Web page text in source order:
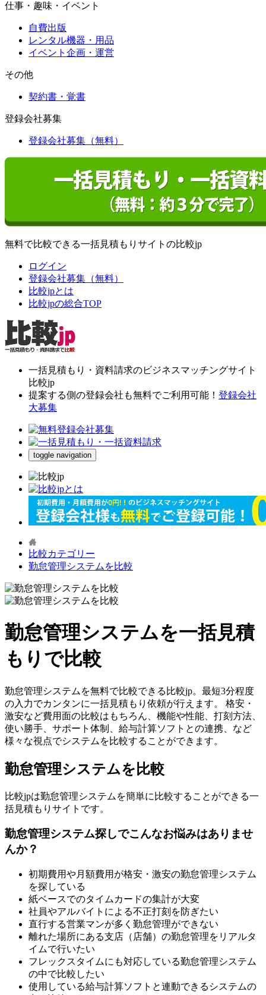
仕事・趣味・イベント
自費出版
レンタル機器・用品
イベント企画・運営
その他
契約書・覚書
登録会社募集
登録会社募集（無料）
無料で比較できる一括見積もりサイトの比較jp
ログイン
登録会社募集（無料）
比較jpとは
比較jpの総合TOP
一括見積もり・資料請求のビジネスマッチングサイト
比較jp
提案する側の登録会社も無料でご利用可能！ 登録会社
大募集
toggle navigation
比較カテゴリー
勤怠管理システムを比較
勤怠管理システムを一括見積
もりで比較
勤怠管理システムを無料で比較できる比較jp。最短3分程度
の入力でカンタンに一括見積もり依頼が行えます。 格安・
激安など費用面の比較はもちろん、機能や性能、打刻方法、
使い勝手、サポート体制、給与計算ソフトとの連携、など
様々な視点でシステムを比較することができます。
勤怠管理システムを比較
比較jpは勤怠管理システムを簡単に比較することができる一
括見積もりサイトです。
勤怠管理システム探しでこんなお悩みはありませ
んか？
初期費用や月額費用が格安・激安の勤怠管理システム
を探している
紙ベースでのタイムカードの集計が大変
社員やアルバイトによる不正打刻を防ぎたい
直行する営業マンが多く勤怠管理ができない
離れた場所にある支店（店舗）の勤怠管理をリアルタ
イムで行いたい
フレックスタイムにも対応している勤怠管理システム
の中で比較したい
使用している給与計算ソフトと連動できるシステムの